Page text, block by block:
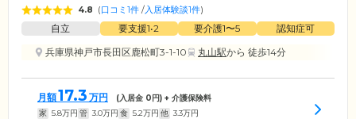
4.8 (口コミ1件 /入居体験談1件)
自立 要支援1•2 要介護1〜5
認知症可
兵庫県神戸市長田区鹿松町3-1-10
丸山駅から 徒歩14分
月額17.3 万円 (入居金 0円) + 介護保険料
家 5.8万円 管 3.0万円 食 5.2万円 他 3.3万円